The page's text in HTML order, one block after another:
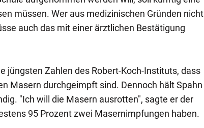
müssen. Wer aus medizinischen Gründen nicht
auch das mit einer ärztlichen Bestätigung
jüngsten Zahlen des Robert-Koch-Instituts, dass
Masern durchgeimpft sind. Dennoch hält Spahn
"Ich will die Masern ausrotten", sagte er der
95 Prozent zwei Masernimpfungen haben.